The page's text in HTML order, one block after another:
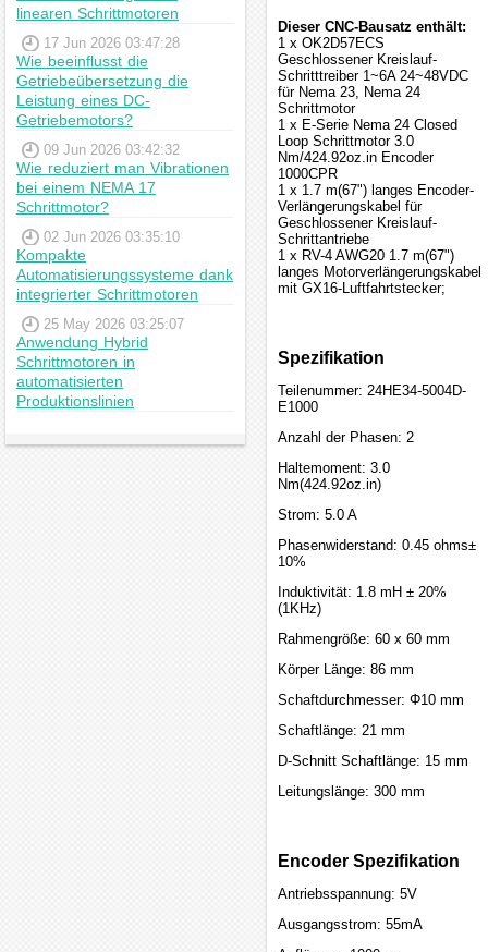
linearen Schrittmotoren
17 Jun 2026 03:47:28
Wie beeinflusst die
Getriebeübersetzung die
Leistung eines DC-
Getriebemotors?
09 Jun 2026 03:42:32
Wie reduziert man Vibrationen
bei einem NEMA 17
Schrittmotor?
02 Jun 2026 03:35:10
Kompakte
Automatisierungssysteme dank
integrierter Schrittmotoren
25 May 2026 03:25:07
Anwendung Hybrid
Schrittmotoren in
automatisierten
Produktionslinien
Dieser CNC-Bausatz enthält:
1 x OK2D57ECS
Geschlossener Kreislauf-
Schritttreiber 1~6A 24~48VDC
für Nema 23, Nema 24
Schrittmotor
1 x E-Serie Nema 24 Closed
Loop Schrittmotor 3.0
Nm/424.92oz.in Encoder
1000CPR
1 x 1.7 m(67") langes Encoder-
Verlängerungskabel für
Geschlossener Kreislauf-
Schrittantriebe
1 x RV-4 AWG20 1.7 m(67")
langes Motorverlängerungskabel
mit GX16-Luftfahrtstecker;
Spezifikation
Teilenummer: 24HE34-5004D-
E1000
Anzahl der Phasen: 2
Haltemoment: 3.0
Nm(424.92oz.in)
Strom: 5.0 A
Phasenwiderstand: 0.45 ohms±
10%
Induktivität: 1.8 mH ± 20%
(1KHz)
Rahmengröße: 60 x 60 mm
Körper Länge: 86 mm
Schaftdurchmesser: Φ10 mm
Schaftlänge: 21 mm
D-Schnitt Schaftlänge: 15 mm
Leitungslänge: 300 mm
Encoder Spezifikation
Antriebsspannung: 5V
Ausgangsstrom: 55mA